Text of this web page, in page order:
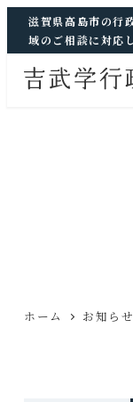
滋賀県高島市の行
域のご相談に対応
ホーム お知ら